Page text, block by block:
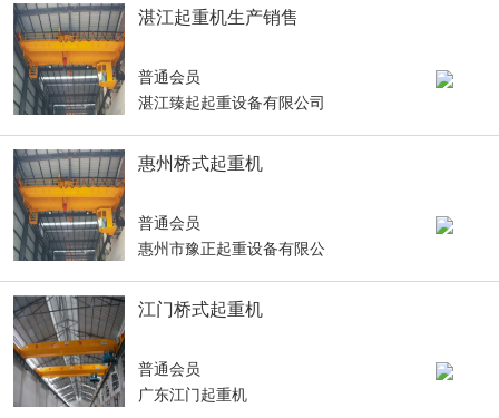
湛江起重机生产销售
普通会员
湛江臻起起重设备有限公司
惠州桥式起重机
普通会员
惠州市豫正起重设备有限公
江门桥式起重机
普通会员
广东江门起重机